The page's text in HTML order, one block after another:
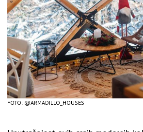
FOTO: @ARMADILLO_HOUSES